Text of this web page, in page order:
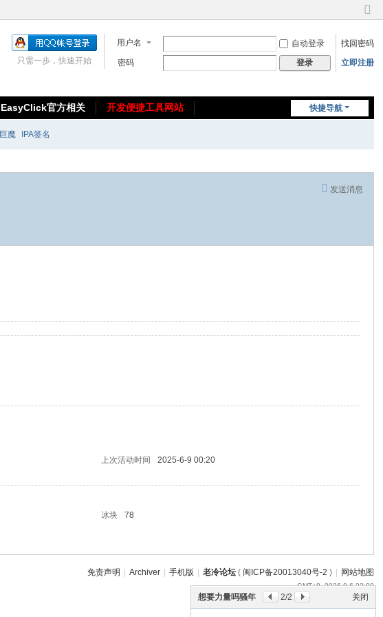
切
到
窄
用户名 自动登录
找回密码
密码
登录 立即注册
只需一步，快速开始
快捷导航
EasyClick官方相关
开发便捷工具网站
巨魔 IPA签名
发送消息
上次活动时间
2025-6-9 00:20
冰块
78
关闭
想要力量吗骚年 2/2
免责声明 Archiver 手机版 老冷论坛( 闽ICP备20013040号-2 ) 网站地图
GMT+8, 2026-8-6 22:00